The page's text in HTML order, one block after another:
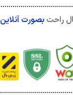
راحتبصورت آنلاین